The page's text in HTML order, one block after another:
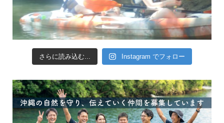
さらに読み込む... Instagram でフォロー